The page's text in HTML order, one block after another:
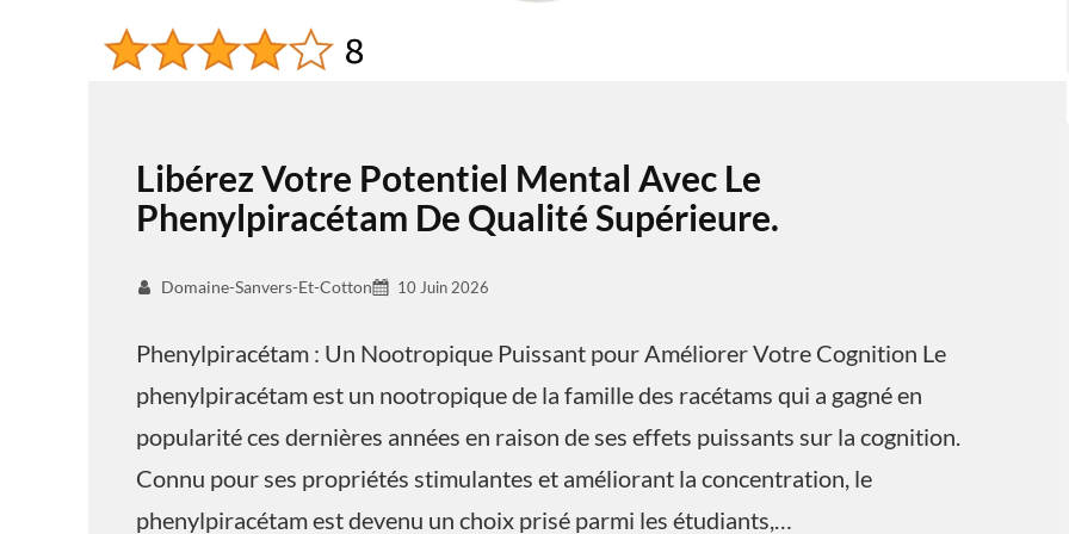
Libérez Votre Potentiel Mental Avec Le
Phenylpiracétam De Qualité Supérieure.
Domaine-Sanvers-Et-Cotton 10 Juin 2026
Phenylpiracétam : Un Nootropique Puissant pour Améliorer Votre Cognition Le
phenylpiracétam est un nootropique de la famille des racétams qui a gagné en
popularité ces dernières années en raison de ses effets puissants sur la cognition.
Connu pour ses propriétés stimulantes et améliorant la concentration, le
phenylpiracétam est devenu un choix prisé parmi les étudiants,…